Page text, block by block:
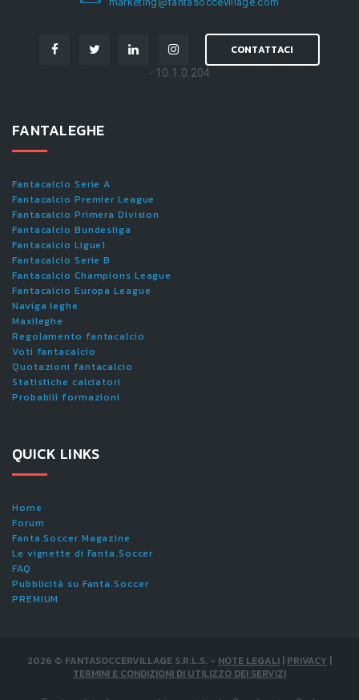
CONTATTACI
- 10.1.0.204
FANTALEGHE
Fantacalcio Serie A
Fantacalcio Premier League
Fantacalcio Primera Division
Fantacalcio Bundesliga
Fantacalcio Ligue1
Fantacalcio Serie B
Fantacalcio Champions League
Fantacalcio Europa League
Naviga leghe
Maxileghe
Regolamento fantacalcio
Voti fantacalcio
Quotazioni fantacalcio
Statistiche calciatori
Probabili formazioni
QUICK LINKS
Home
Forum
Fanta.Soccer Magazine
Le vignette di Fanta.Soccer
FAQ
Pubblicità su Fanta.Soccer
PREMIUM
2026 © FANTASOCCERVILLAGE S.R.L.S. - NOTE LEGALI | PRIVACY |
TERMINI E CONDIZIONI DI UTILIZZO DEI SERVIZI